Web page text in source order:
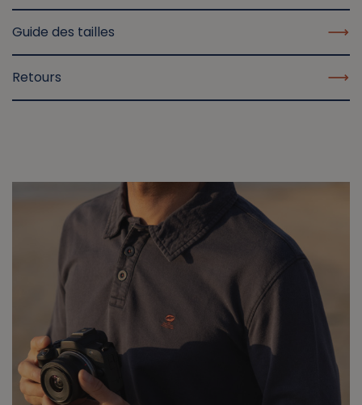
Guide des tailles
Retours